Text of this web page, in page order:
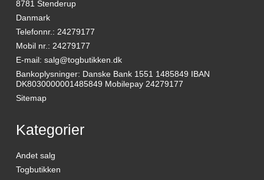
8781 Stenderup
Danmark
Telefonnr.: 24279177
Mobil nr.: 24279177
E-mail: salg@togbutikken.dk
Bankoplysninger: Danske Bank 1551 1485849 IBAN
DK8030000001485849 Mobilepay 24279177
Sitemap
Kategorier
Andet salg
Togbutikken